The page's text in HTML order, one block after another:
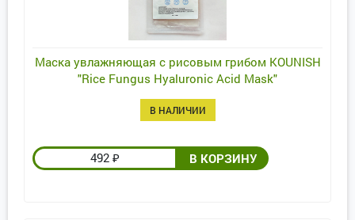
Маска увлажняющая c рисовым грибом KOUNISH
"Rice Fungus Hyaluronic Acid Mask"
В НАЛИЧИИ
492 ₽